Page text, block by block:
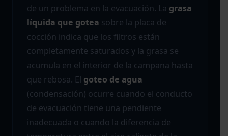
de un problema en la evacuación. La grasa
líquida que gotea sobre la placa de
cocción indica que los filtros están
completamente saturados y la grasa se
acumula en el interior de la campana hasta
que rebosa. El goteo de agua
(condensación) ocurre cuando el conducto
de evacuación tiene una pendiente
inadecuada o cuando la diferencia de